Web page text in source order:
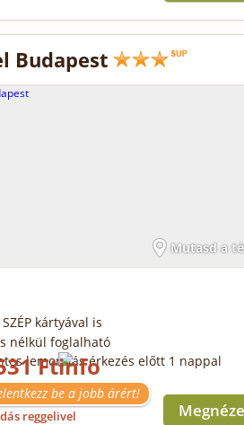
Budapest
Mutasd a
kártyával is
nélkül foglalható
lemondás érkezés előtt 1 nappal
Ft
be a jobb árért!
reggelivel